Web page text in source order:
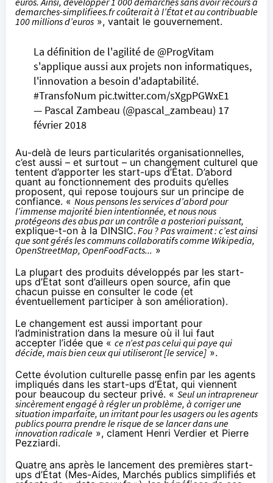
demarches-simplifiees.fr coûterait à l’État et au contribuable
100 millions d’euros », vantait le gouvernement.
La définition de l'agilité de @ProgVitam
s'applique aussi aux projets non informatiques,
l'innovation a besoin d'adaptabilité.
#TransfoNum pic.twitter.com/sXgpPGWxE1
— Pascal Zambeau (@pascal_zambeau) 17
février 2018
Au-delà de leurs particularités organisationnelles,
c’est aussi – et surtout – un changement culturel que
tentent d’apporter les start-ups d’État. D’abord
quant au fonctionnement des produits qu’elles
proposent, qui repose toujours sur un principe de
confiance. «Nous pensons les services d’abord pour
l’immense majorité bien intentionnée, et nous nous
protégeons des abus par un contrôle a posteriori puissant,
explique-t-on à la DINSIC. Fou ? Pas vraiment : c’est ainsi
que sont gérés les communs collaboratifs comme Wikipedia,
OpenStreetMap, OpenFoodFacts... »
La plupart des produits développés par les start-
ups d’État sont d’ailleurs open source, afin que
chacun puisse en consulter le code (et
éventuellement participer à son amélioration).
Le changement est aussi important pour
l’administration dans la mesure où il lui faut
accepter l’idée que « ce n’est pas celui qui paye qui
décide, mais bien ceux qui utiliseront [le service] ».
Cette évolution culturelle passe enfin par les agents
impliqués dans les start-ups d’État, qui viennent
pour beaucoup du secteur privé. « Seul un intrapreneur
sincèrement engagé à régler un problème, à corriger une
situation imparfaite, un irritant pour les usagers ou les agents
publics pourra prendre le risque de se lancer dans une
innovation radicale », clament Henri Verdier et Pierre
Pezziardi.
Quatre ans après le lancement des premières start-
ups d’État (Mes-Aides, Marchés publics simplifiés et